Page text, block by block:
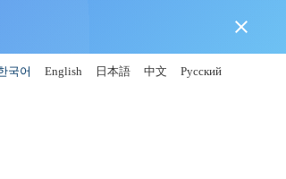
close
국어 English 日本語 中文 Русский